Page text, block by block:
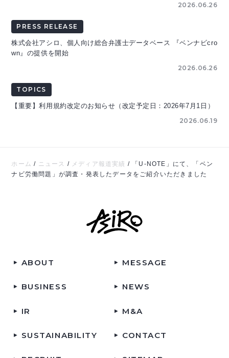
2026.06.26
PRESS RELEASE
株式会社アシロ、個人向け総合弁護士データベース 『ベンナビcro
wn』の提供を開始
2026.06.26
TOPICS
【重要】利用規約改定のお知らせ（改定予定日：2026年7月1日）
2026.06.19
ホーム / ニュース / メディア報道実績 /
「U-NOTE」にて、「ベン
ナビ労働問題」が調査・発表したデータをご紹介いただきました
ABOUT MESSAGE
BUSINESS NEWS
IR M&A
SUSTAINABILITY CONTACT